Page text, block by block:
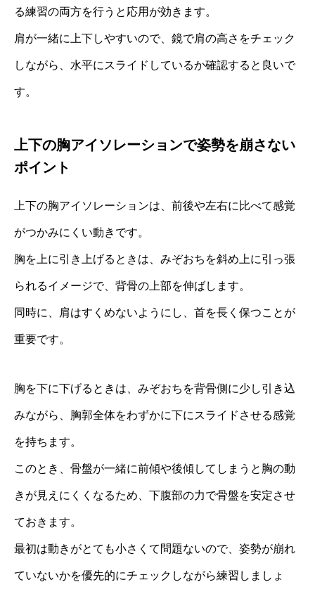
る練習の両方を行うと応用が効きます。
肩が一緒に上下しやすいので、鏡で肩の高さをチェック
しながら、水平にスライドしているか確認すると良いで
す。
上下の胸アイソレーションで姿勢を崩さない
ポイント
上下の胸アイソレーションは、前後や左右に比べて感覚
がつかみにくい動きです。
胸を上に引き上げるときは、みぞおちを斜め上に引っ張
られるイメージで、背骨の上部を伸ばします。
同時に、肩はすくめないようにし、首を長く保つことが
重要です。
胸を下に下げるときは、みぞおちを背骨側に少し引き込
みながら、胸郭全体をわずかに下にスライドさせる感覚
を持ちます。
このとき、骨盤が一緒に前傾や後傾してしまうと胸の動
きが見えにくくなるため、下腹部の力で骨盤を安定させ
ておきます。
最初は動きがとても小さくて問題ないので、姿勢が崩れ
ていないかを優先的にチェックしながら練習しましょ